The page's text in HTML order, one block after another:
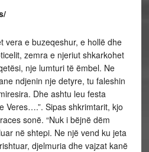
vera e buzeqeshur, e hollë dhe
zemra e njeriut shkarkohet
nje lumturi të ëmbel. Ne
ndjenin nje detyre, tu faleshin
Dhe ashtu leu festa
Veres….”. Sipas shkrimtarit, kjo
sonë. “Nuk i bëjnë dëm
në shtepi. Ne një vend ku jeta
djelmuria dhe vajzat kanë